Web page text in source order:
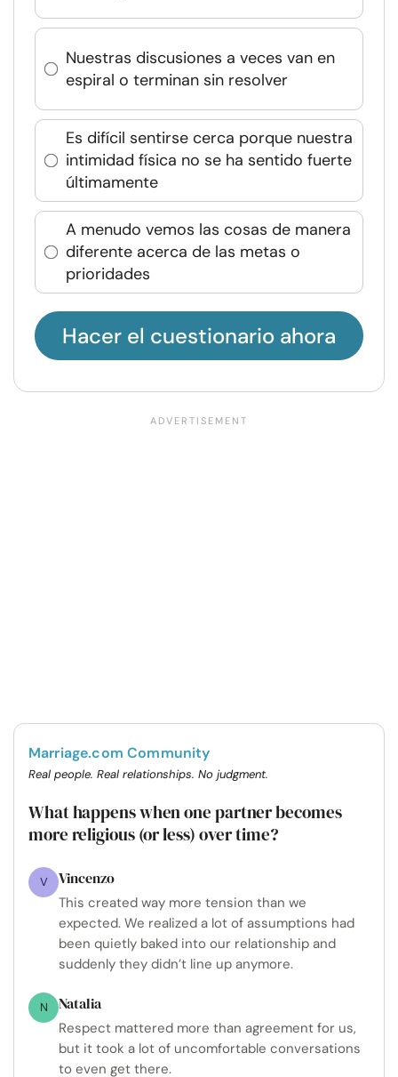
Nuestras discusiones a veces van en
espiral o terminan sin resolver
Es difícil sentirse cerca porque nuestra
intimidad física no se ha sentido fuerte
últimamente
A menudo vemos las cosas de manera
diferente acerca de las metas o
prioridades
Hacer el cuestionario ahora
Marriage.com Community
Real people. Real relationships. No judgment.
What happens when one partner becomes
more religious (or less) over time?
V Vincenzo
This created way more tension than we
expected. We realized a lot of assumptions had
been quietly baked into our relationship and
suddenly they didn’t line up anymore.
N Natalia
Respect mattered more than agreement for us,
but it took a lot of uncomfortable conversations
to even get there.